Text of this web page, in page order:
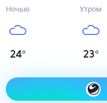
Ночью
24°
Утром
23°